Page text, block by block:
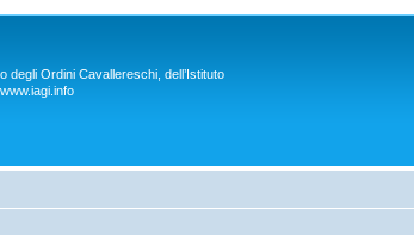
degli Ordini Cavallereschi, dell’Istituto